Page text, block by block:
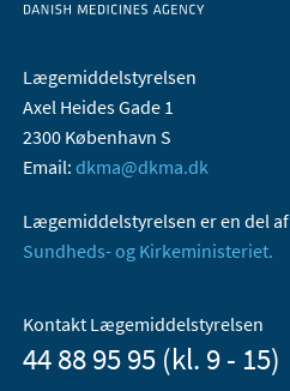
Lægemiddelstyrelsen
Axel Heides Gade 1
2300 København S
Email: dkma@dkma.dk
Lægemiddelstyrelsen er en del af
Sundheds- og Kirkeministeriet.
Kontakt Lægemiddelstyrelsen
44 88 95 95 (kl. 9 - 15)